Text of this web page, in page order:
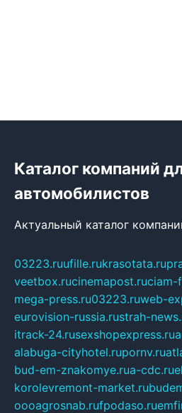
Каталог компаний
автомобилистов
Актуальный каталог
03223.ruufille.rukrasotata.ru
veetbox.rucinemapost.ruciam-
mega-press.ru03223.ruweb-
eurovision-russia.rustrah-
itrack-24.rusexshopexpress.ru
alabuga-cityhotel.rupornv.ru
bud-em-znakomye.rua-cdc.ru
korolevremont-market.ru
oooagrosnab.rufpodaso.ru